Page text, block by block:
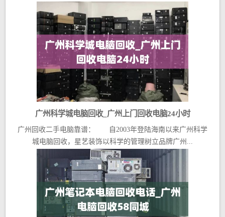
广州科学城电脑回收_广州上门回收电脑24小时
广州回收二手电脑靠谱： 自2003年登陆海南以来广州科学
城电脑回收，星艺装饰以科学的管理树立品牌广州...